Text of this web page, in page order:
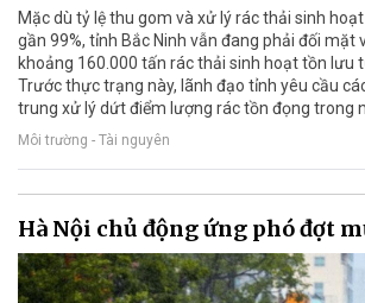
Mặc dù tỷ lệ thu gom và xử lý rác thải sinh
gần 99%, tỉnh Bắc Ninh vẫn đang phải đối mặt
khoảng 160.000 tấn rác thải sinh hoạt tồn lưu
Trước thực trạng này, lãnh đạo tỉnh yêu cầu
trung xử lý dứt điểm lượng rác tồn đọng trong
Môi trường - Tài nguyên
Hà Nội chủ động ứng phó đợt